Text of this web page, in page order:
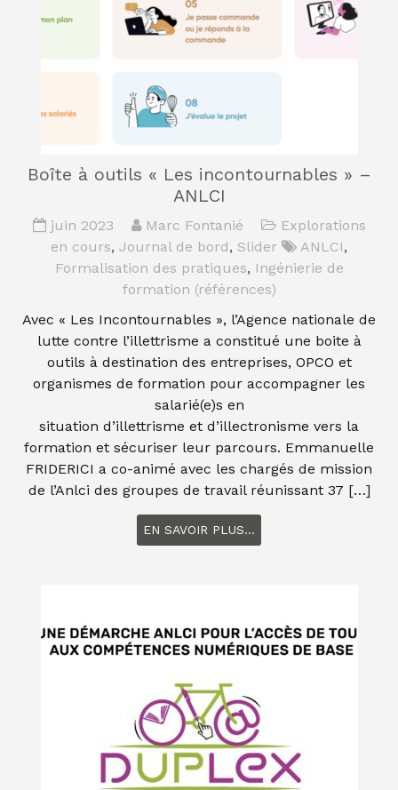
Boîte à outils « Les incontournables » –
ANLCI
juin 2023 Marc Fontanié
Explorations
en cours, Journal de bord, Slider ANLCI,
Formalisation des pratiques, Ingénierie de
formation (références)
Avec « Les Incontournables », l’Agence nationale de
lutte contre l’illettrisme a constitué une boite à
outils à destination des entreprises, OPCO et
organismes de formation pour accompagner les
salarié(e)s en
situation d’illettrisme et d’illectronisme vers la
formation et sécuriser leur parcours. Emmanuelle
FRIDERICI a co-animé avec les chargés de mission
de l’Anlci des groupes de travail réunissant 37 […]
EN SAVOIR PLUS...